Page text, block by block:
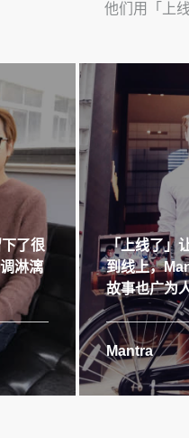
他们用「上
了很
淋漓
「上线了」
到线上，
故事也广为
Mantra